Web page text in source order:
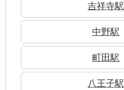
吉祥寺駅
中野駅
町田駅
八王子駅